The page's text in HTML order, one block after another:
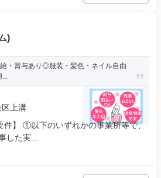
)
・賞与あり◎服装・髪色・ネイル自由
...
上溝
件】 ①以下のいずれかの事業所等で、
した実...